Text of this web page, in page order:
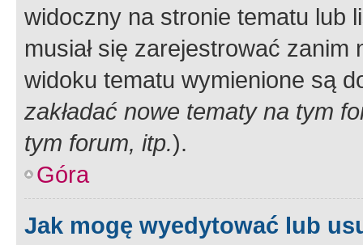
widoczny na stronie tematu lub
musiał się zarejestrować
widoku tematu wymienione są
zakładać nowe tematy na tym
tym forum, itp.).
Góra
Jak mogę wyedytować lub